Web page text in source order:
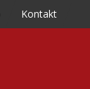
Kontakt